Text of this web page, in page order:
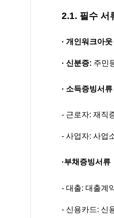
2.1. 필수 서
· 개인워크아
· 신분증: 주민
· 소득증빙서류
- 근로자: 재직
- 사업자: 사업
·부채증빙서류
- 대출: 대출계
- 신용카드: 신